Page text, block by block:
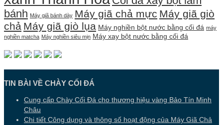
bánh Máy giã bánh dày Máy giã chả mực Máy giã giò
chả Máy giã giò lụa Máy nghiền bột nước bằng cối đá máy
nghiền matcha Máy nghiền siêu mịn Máy xay bột nước bằng cối đá
TIN BÀI VỀ CHÀY CỐI ĐÁ
Cung cấp Chày Cối Đá cho thương hiệu vàng Bảo Tín Minh
Châu
Chi tiết Công dụng và thông số hoạt động của Máy Giã Chả